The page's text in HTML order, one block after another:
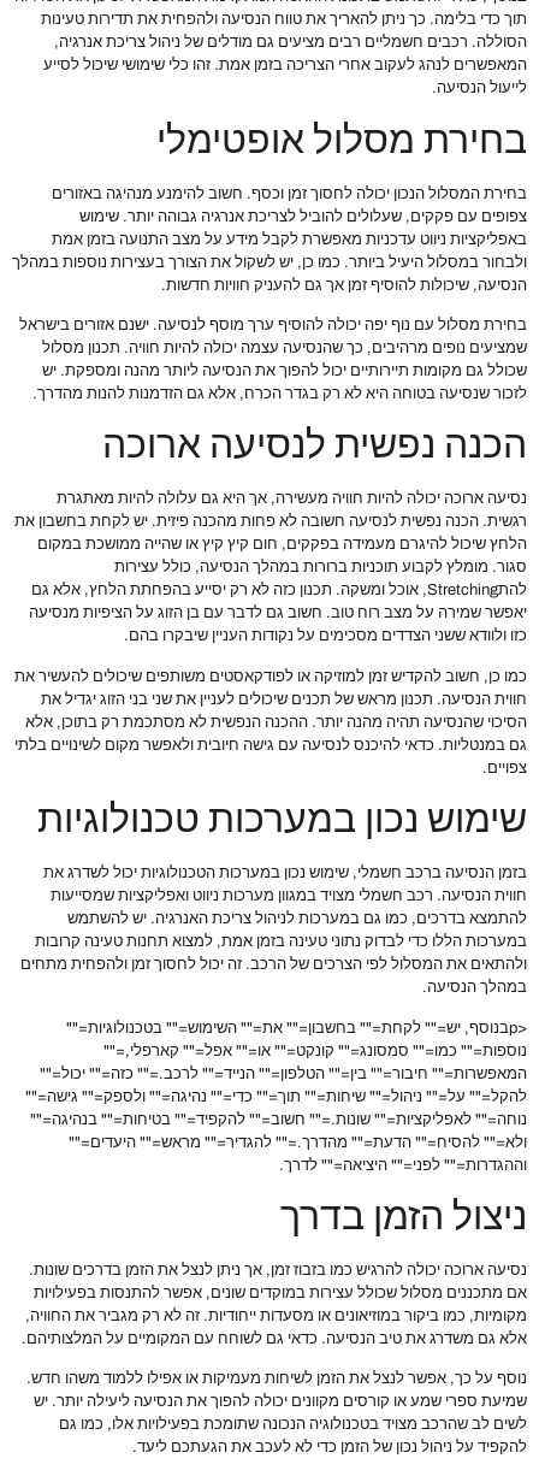
תוך כדי בלימה. כך ניתן להאריך את טווח הנסיעה ולהפחית את תדירות טעינות
הסוללה. רכבים חשמליים רבים מציעים גם מודלים של ניהול צריכת אנרגיה,
המאפשרים לנהג לעקוב אחרי הצריכה בזמן אמת. זהו כלי שימושי שיכול לסייע
לייעול הנסיעה.
בחירת מסלול אופטימלי
בחירת המסלול הנכון יכולה לחסוך זמן וכסף. חשוב להימנע מנהיגה באזורים
צפופים עם פקקים, שעלולים להוביל לצריכת אנרגיה גבוהה יותר. שימוש
באפליקציות ניווט עדכניות מאפשרת לקבל מידע על מצב התנועה בזמן אמת
ולבחור במסלול היעיל ביותר. כמו כן, יש לשקול את הצורך בעצירות נוספות במהלך
הנסיעה, שיכולות להוסיף זמן אך גם להעניק חוויות חדשות.
בחירת מסלול עם נוף יפה יכולה להוסיף ערך מוסף לנסיעה. ישנם אזורים בישראל
שמציעים נופים מרהיבים, כך שהנסיעה עצמה יכולה להיות חוויה. תכנון מסלול
שכולל גם מקומות תיירותיים יכול להפוך את הנסיעה ליותר מהנה ומספקת. יש
לזכור שנסיעה בטוחה היא לא רק בגדר הכרח, אלא גם הזדמנות להנות מהדרך.
הכנה נפשית לנסיעה ארוכה
נסיעה ארוכה יכולה להיות חוויה מעשירה, אך היא גם עלולה להיות מאתגרת
רגשית. הכנה נפשית לנסיעה חשובה לא פחות מהכנה פיזית. יש לקחת בחשבון את
הלחץ שיכול להיגרם מעמידה בפקקים, חום קיץ קיץ או שהייה ממושכת במקום
סגור. מומלץ לקבוע תוכניות ברורות במהלך הנסיעה, כולל עצירות
להתStretching, אוכל ומשקה. תכנון כזה לא רק יסייע בהפחתת הלחץ, אלא גם
יאפשר שמירה על מצב רוח טוב. חשוב גם לדבר עם בן הזוג על הציפיות מנסיעה
כזו ולוודא ששני הצדדים מסכימים על נקודות העניין שיבקרו בהם.
כמו כן, חשוב להקדיש זמן למוזיקה או לפודקאסטים משותפים שיכולים להעשיר את
חווית הנסיעה. תכנון מראש של תכנים שיכולים לעניין את שני בני הזוג יגדיל את
הסיכוי שהנסיעה תהיה מהנה יותר. ההכנה הנפשית לא מסתכמת רק בתוכן, אלא
גם במנטליות. כדאי להיכנס לנסיעה עם גישה חיובית ולאפשר מקום לשינויים בלתי
צפויים.
שימוש נכון במערכות טכנולוגיות
בזמן הנסיעה ברכב חשמלי, שימוש נכון במערכות הטכנולוגיות יכול לשדרג את
חווית הנסיעה. רכב חשמלי מצויד במגוון מערכות ניווט ואפליקציות שמסייעות
להתמצא בדרכים, כמו גם במערכות לניהול צריכת האנרגיה. יש להשתמש
במערכות הללו כדי לבדוק נתוני טעינה בזמן אמת, למצוא תחנות טעינה קרובות
ולהתאים את המסלול לפי הצרכים של הרכב. זה יכול לחסוך זמן ולהפחית מתחים
במהלך הנסיעה.
<pבנוסף, יש="" לקחת="" בחשבון="" את="" השימוש="" בטכנולוגיות=""
נוספות="" כמו="" סמסונג="" קונקט="" או="" אפל="" קארפלי,=""
המאפשרות="" חיבור="" בין="" הטלפון="" הנייד="" לרכב.="" כזה="" יכול=""
להקל="" על="" ניהול="" שיחות="" תוך="" כדי="" נהיגה="" ולספק="" גישה=""
נוחה="" לאפליקציות="" שונות.="" חשוב="" להקפיד="" בטיחות="" בנהיגה=""
ולא="" להסיח="" הדעת="" מהדרך.="" להגדיר="" מראש="" היעדים=""
וההגדרות="" לפני="" היציאה="" לדרך.
ניצול הזמן בדרך
נסיעה ארוכה יכולה להרגיש כמו בזבוז זמן, אך ניתן לנצל את הזמן בדרכים שונות.
אם מתכננים מסלול שכולל עצירות במוקדים שונים, אפשר להתנסות בפעילויות
מקומיות, כמו ביקור במוזיאונים או מסעדות ייחודיות. זה לא רק מגביר את החוויה,
אלא גם משדרג את טיב הנסיעה. כדאי גם לשוחח עם המקומיים על המלצותיהם.
נוסף על כך, אפשר לנצל את הזמן לשיחות מעמיקות או אפילו ללמוד משהו חדש.
שמיעת ספרי שמע או קורסים מקוונים יכולה להפוך את הנסיעה ליעילה יותר. יש
לשים לב שהרכב מצויד בטכנולוגיה הנכונה שתומכת בפעילויות אלו, כמו גם
להקפיד על ניהול נכון של הזמן כדי לא לעכב את הגעתכם ליעד.